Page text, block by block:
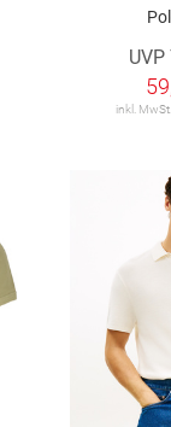
UVP
inkl.